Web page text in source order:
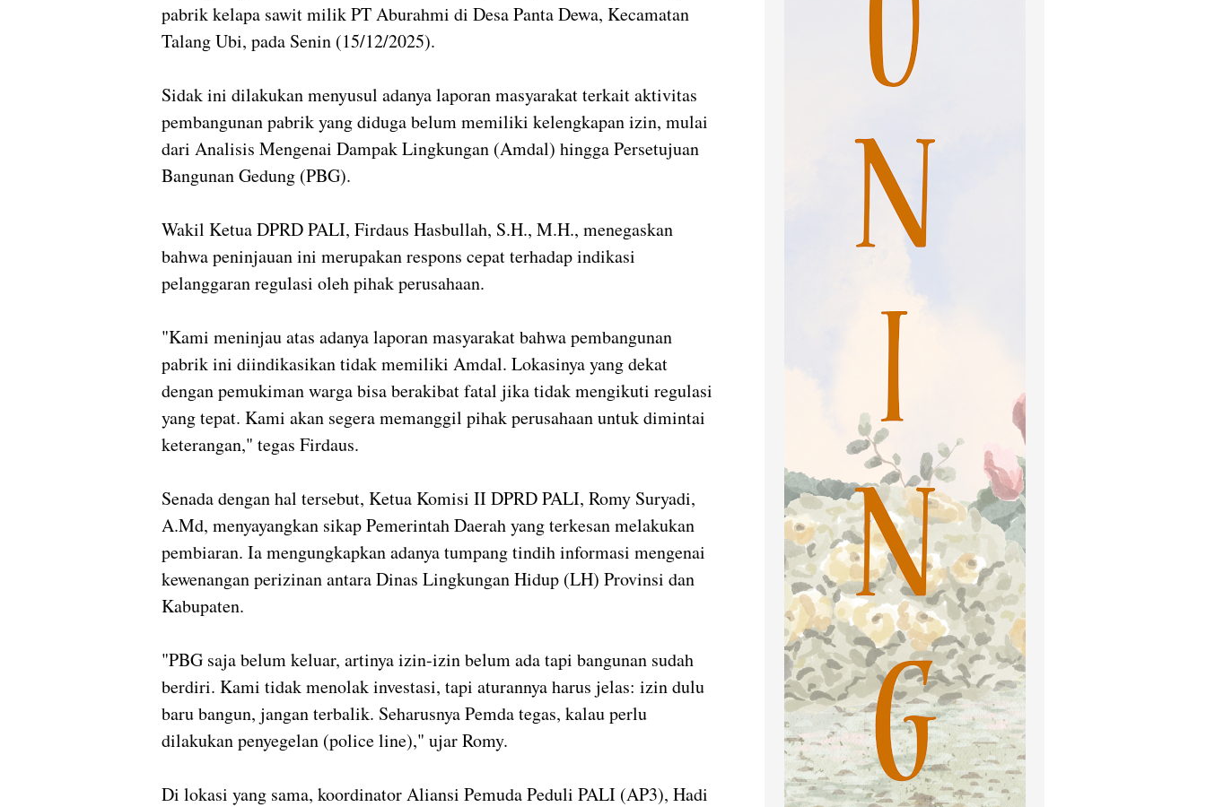
pabrik kelapa sawit milik PT Aburahmi di Desa Panta Dewa, Kecamatan
Talang Ubi, pada Senin (15/12/2025).
‎Sidak ini dilakukan menyusul adanya laporan masyarakat terkait aktivitas
pembangunan pabrik yang diduga belum memiliki kelengkapan izin, mulai
dari Analisis Mengenai Dampak Lingkungan (Amdal) hingga Persetujuan
Bangunan Gedung (PBG).
‎Wakil Ketua DPRD PALI, Firdaus Hasbullah, S.H., M.H., menegaskan
bahwa peninjauan ini merupakan respons cepat terhadap indikasi
pelanggaran regulasi oleh pihak perusahaan.
‎"Kami meninjau atas adanya laporan masyarakat bahwa pembangunan
pabrik ini diindikasikan tidak memiliki Amdal. Lokasinya yang dekat
dengan pemukiman warga bisa berakibat fatal jika tidak mengikuti regulasi
yang tepat. Kami akan segera memanggil pihak perusahaan untuk dimintai
keterangan," tegas Firdaus.
‎Senada dengan hal tersebut, Ketua Komisi II DPRD PALI, Romy Suryadi,
A.Md, menyayangkan sikap Pemerintah Daerah yang terkesan melakukan
pembiaran. Ia mengungkapkan adanya tumpang tindih informasi mengenai
kewenangan perizinan antara Dinas Lingkungan Hidup (LH) Provinsi dan
Kabupaten.
‎"PBG saja belum keluar, artinya izin-izin belum ada tapi bangunan sudah
berdiri. Kami tidak menolak investasi, tapi aturannya harus jelas: izin dulu
baru bangun, jangan terbalik. Seharusnya Pemda tegas, kalau perlu
dilakukan penyegelan (police line)," ujar Romy.
‎Di lokasi yang sama, koordinator Aliansi Pemuda Peduli PALI (AP3), Hadi